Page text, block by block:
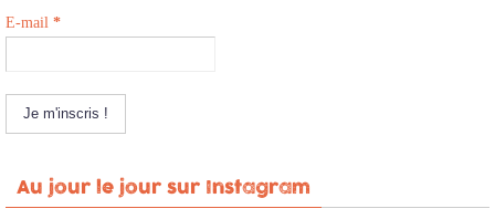
E-mail *
Au jour le jour sur Instagram